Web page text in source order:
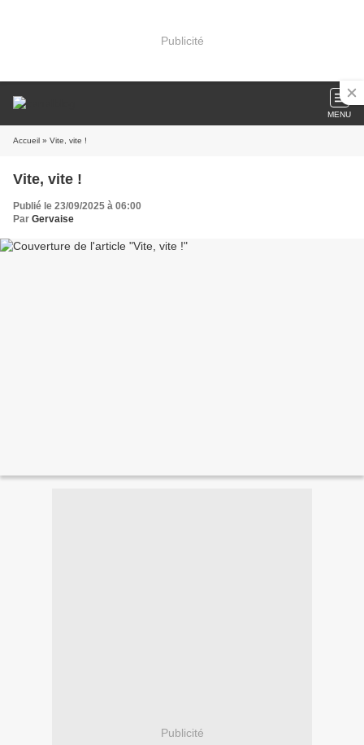
Publicité
MENU
Accueil » Vite, vite !
Vite, vite !
Publié le 23/09/2025 à 06:00
Par Gervaise
Publicité